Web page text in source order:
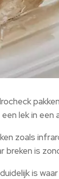
lek in
zoals
breken is
is